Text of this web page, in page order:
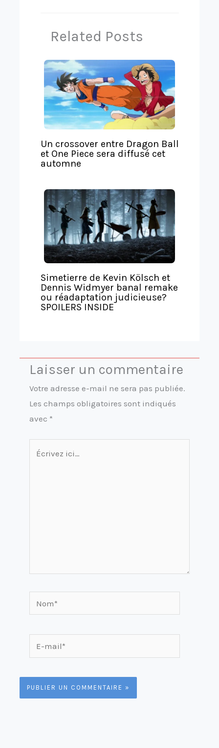
Related Posts
Un crossover entre Dragon Ball
et One Piece sera diffusé cet
automne
Simetierre de Kevin Kölsch et
Dennis Widmyer banal remake
ou réadaptation judicieuse?
SPOILERS INSIDE
Laisser un commentaire
Votre adresse e-mail ne sera pas publiée.
Les champs obligatoires sont indiqués
avec *
mail*